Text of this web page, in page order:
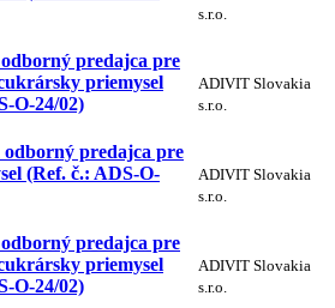
s.r.o.
predajca pre
priemysel
O-24/02)
ADIVIT Slovakia
s.r.o.
odborný predajca pre
(Ref. č.: ADS-O-
ADIVIT Slovakia
s.r.o.
predajca pre
priemysel
O-24/02)
ADIVIT Slovakia
s.r.o.